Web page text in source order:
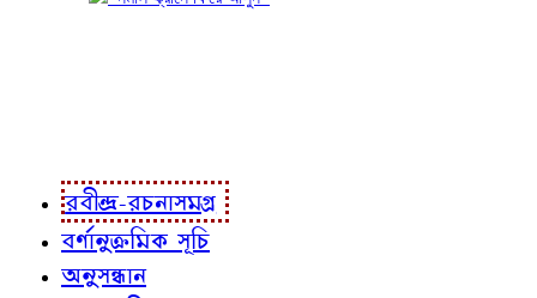
রবীন্দ্র-রচনাসমগ্র
বর্ণানুক্রমিক সূচি
অনুসন্ধান